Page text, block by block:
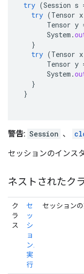
try (Session s
try (Tensor x
Tensor y
System .
}
try (Tensor x
Tensor y
System .
}
}
警告: Session 、
セッションのインス
ネストされたク
ク
ラ
ス
セ
ッ
シ
ョ
ン.
実
行
セッション